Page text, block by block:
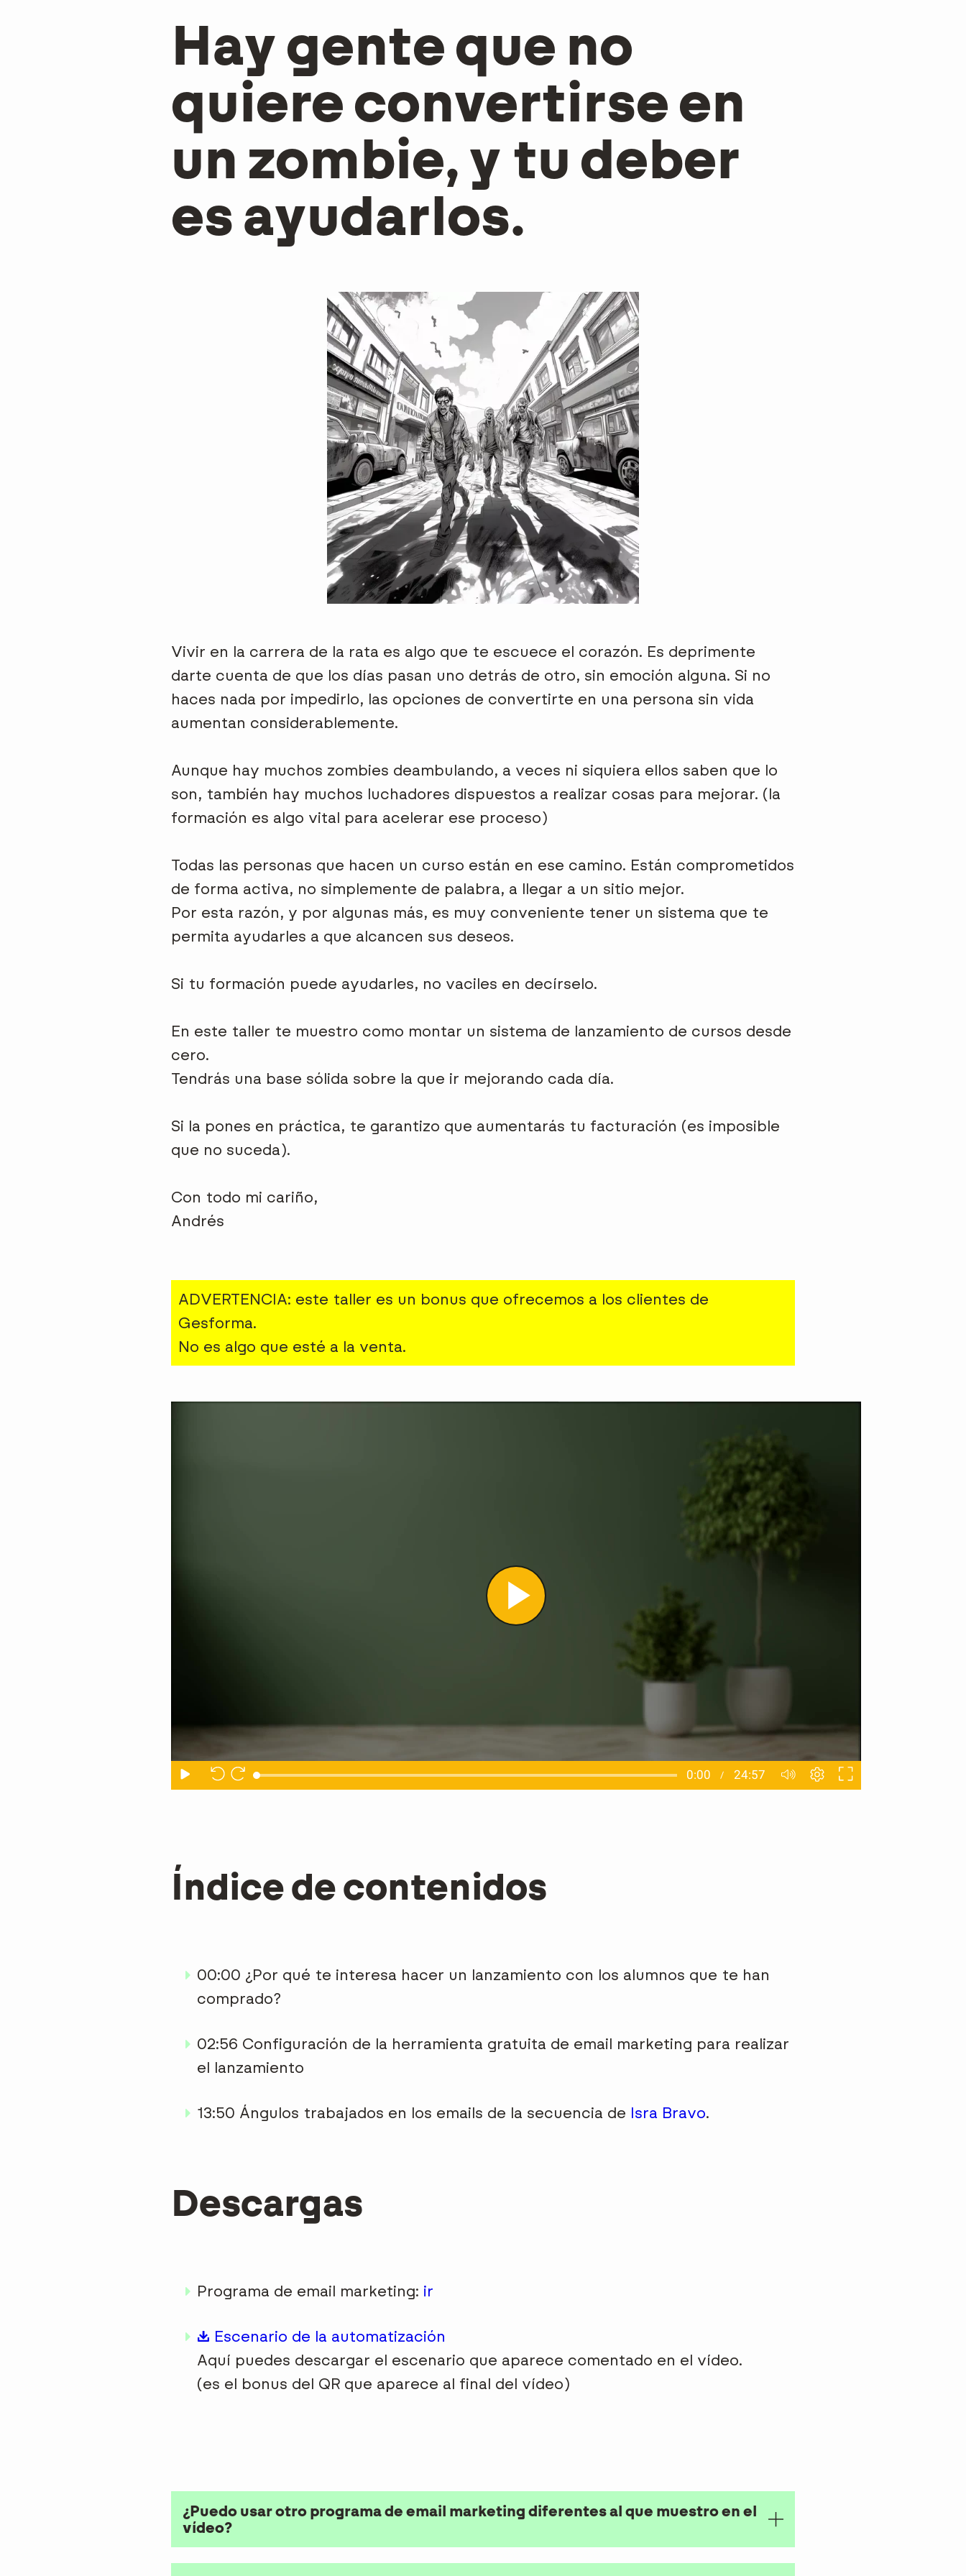
Hay gente que no
quiere convertirse en
un zombie, y tu deber
es ayudarlos.
Vivir en la carrera de la rata es algo que te escuece el corazón. Es deprimente
darte cuenta de que los días pasan uno detrás de otro, sin emoción alguna. Si no
haces nada por impedirlo, las opciones de convertirte en una persona sin vida
aumentan considerablemente.
Aunque hay muchos zombies deambulando, a veces ni siquiera ellos saben que lo
son, también hay muchos luchadores dispuestos a realizar cosas para mejorar. (la
formación es algo vital para acelerar ese proceso)
Todas las personas que hacen un curso están en ese camino. Están comprometidos
de forma activa, no simplemente de palabra, a llegar a un sitio mejor.
Por esta razón, y por algunas más, es muy conveniente tener un sistema que te
permita ayudarles a que alcancen sus deseos.
Si tu formación puede ayudarles, no vaciles en decírselo.
En este taller te muestro como montar un sistema de lanzamiento de cursos desde
cero.
Tendrás una base sólida sobre la que ir mejorando cada día.
Si la pones en práctica, te garantizo que aumentarás tu facturación (es imposible
que no suceda).
Con todo mi cariño,
Andrés
ADVERTENCIA: este taller es un bonus que ofrecemos a los clientes de
Gesforma.
No es algo que esté a la venta.
Índice de contenidos
00:00 ¿Por qué te interesa hacer un lanzamiento con los alumnos que te han
comprado?
02:56 Configuración de la herramienta gratuita de email marketing para realizar
el lanzamiento
13:50 Ángulos trabajados en los emails de la secuencia de Isra Bravo.
Descargas
Programa de email marketing: ir
Escenario de la automatización
Aquí puedes descargar el escenario que aparece comentado en el vídeo.
(es el bonus del QR que aparece al final del vídeo)
¿Puedo usar otro programa de email marketing diferentes al que muestro en el
vídeo?